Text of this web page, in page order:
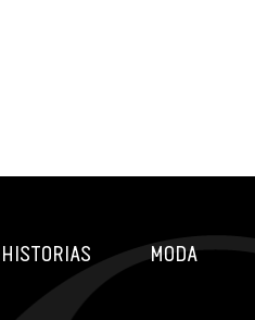
HISTORIAS MODA